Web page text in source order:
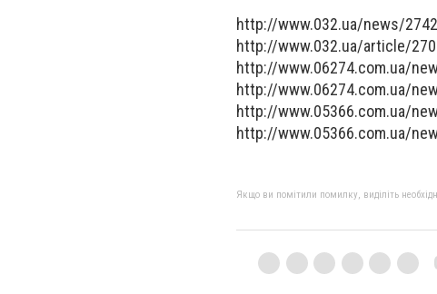
http://www.032.ua/news/
http://www.032.ua/article/
http://www.06274.com.ua/
http://www.06274.com.ua/
http://www.05366.com.ua/
http://www.05366.com.ua/
Якщо ви помітили помилку, виділіть